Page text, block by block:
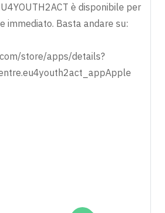
è disponibile per
immediato. Basta andare su:
store/apps/details?